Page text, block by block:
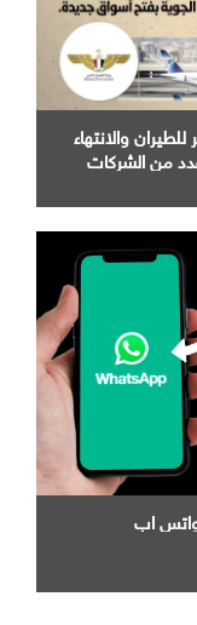
والانتهاء
من الشركات
واتس اب